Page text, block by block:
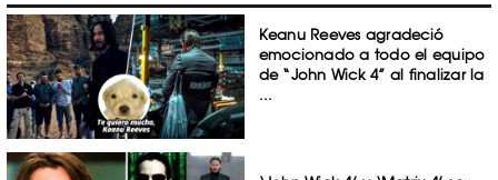
Keanu Reeves agradeció
emocionado a todo el equipo
de “John Wick 4” al finalizar la
...